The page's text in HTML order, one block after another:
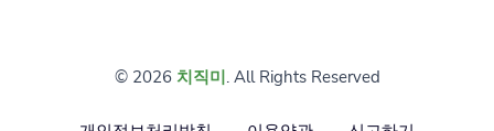
© 2026 치직미. All Rights Reserved